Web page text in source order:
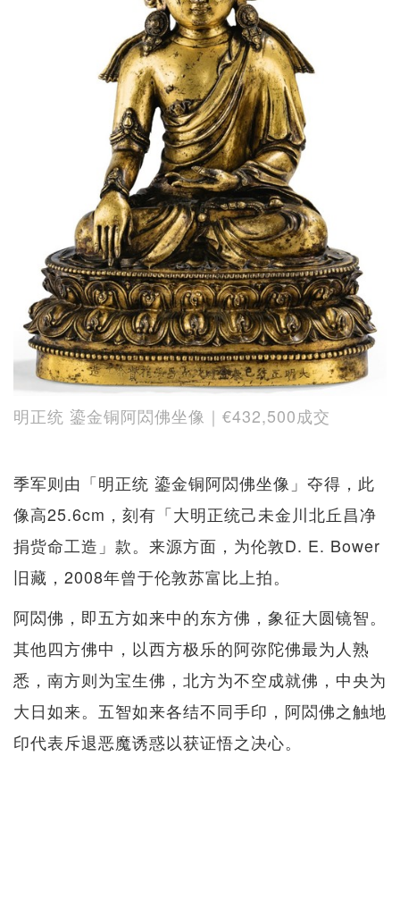
明正统 鎏金铜阿閦佛坐像｜€432,500成交
季军则由「明正统 鎏金铜阿閦佛坐像」夺得，此
像高25.6cm，刻有「大明正统己未金川北丘昌净
捐赀命工造」款。来源方面，为伦敦D. E. Bower
旧藏，2008年曾于伦敦苏富比上拍。
阿閦佛，即五方如来中的东方佛，象征大圆镜智。
其他四方佛中，以西方极乐的阿弥陀佛最为人熟
悉，南方则为宝生佛，北方为不空成就佛，中央为
大日如来。五智如来各结不同手印，阿閦佛之触地
印代表斥退恶魔诱惑以获证悟之决心。